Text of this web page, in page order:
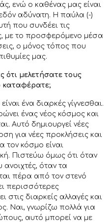
ενώ ο καθένας μας είναι
αδύνατη. Η παύλα (-)
που συνδέει τις
με το προσφερόμενο μέσα
ο μόνος τόπος που
μας.
ότι μελετήσατε τους
καταφέρατε;
ένα διαρκές γίγνεσθαι.
ένας νέος κόσμος και
Αυτό δημιουργεί νέες
για νέες προκλήσεις και
τον κόσμο είναι
Πιστεύω όμως ότι όταν
ανοιχτές, όταν τα
πέρα από τον στενό
περισσότερες
στις διαρκείς αλλαγές και
Ναι, γνωρίζω πολλά για
αυτό μπορεί να με